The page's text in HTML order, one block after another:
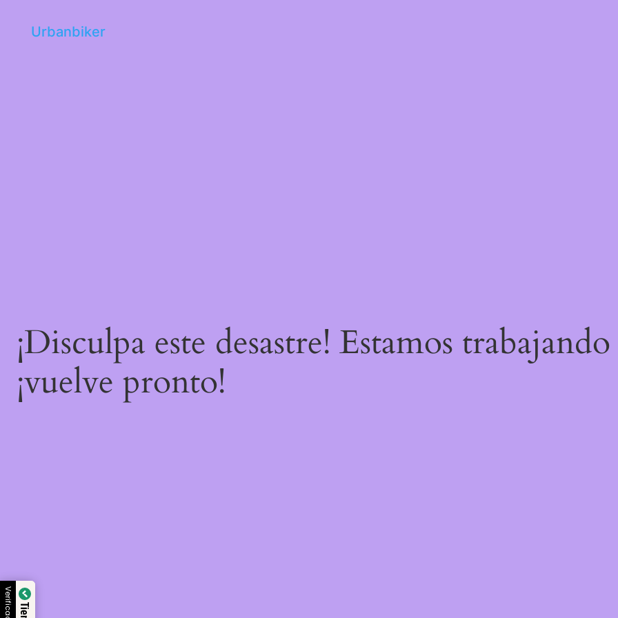
Urbanbiker
¡Disculpa este desastre! Estamos
¡vuelve pronto!